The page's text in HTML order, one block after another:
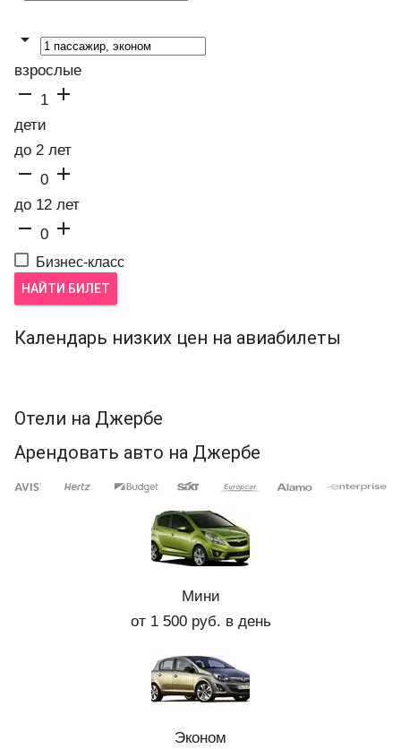

взрослые
 1 
дети
до 2 лет
 0 
до 12 лет
 0 
Бизнес-класс
НАЙТИ БИЛЕТ
Календарь низких цен на авиабилеты
Отели на Джербе
Арендовать авто на Джербе
Мини
от 1 500 руб. в день
Эконом